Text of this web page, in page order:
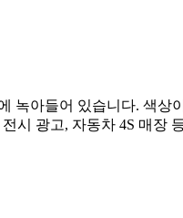
아들어 있습니다. 색
시 광고, 자동차 4S 매장